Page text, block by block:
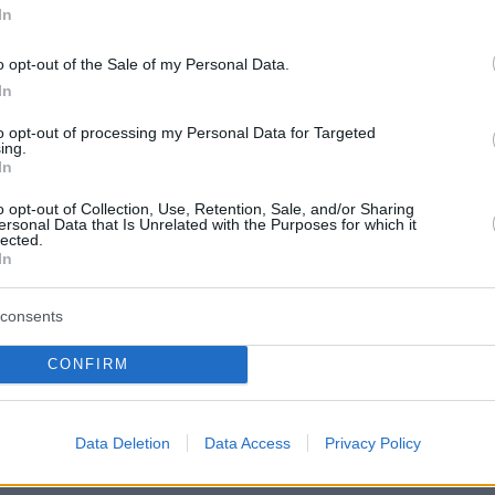
opt-out of the Sale of my Personal Data.
opt-out of processing my Personal Data for Targeted
opt-out of Collection, Use, Retention, Sale, and/or Sharing
Data that Is Unrelated with the Purposes for which it
CONFIRM
Data Deletion Data Access Privacy Policy
protothema.gr στο Google News
Ειδήσειςαπό την Ελλάδα και τον Κόσμο, τη
(1) ΠΡΟΣΘΗΚΗ ΣΧΟΛΙΟΥ
στο χθες. Τ' ακούσαμ' αυτά.